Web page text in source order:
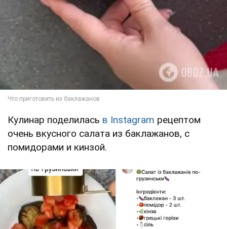
Кулинар поделилась в Instagram рецептом
очень вкусного салата из баклажанов, с
помидорами и кинзой.